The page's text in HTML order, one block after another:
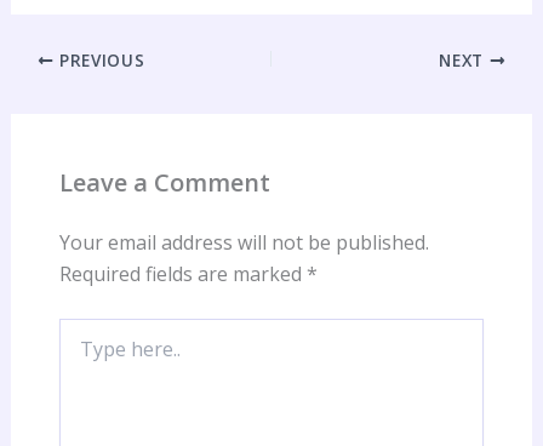
PREVIOUS NEXT
Leave a Comment
Your email address will not be published.
Required fields are marked *
here..